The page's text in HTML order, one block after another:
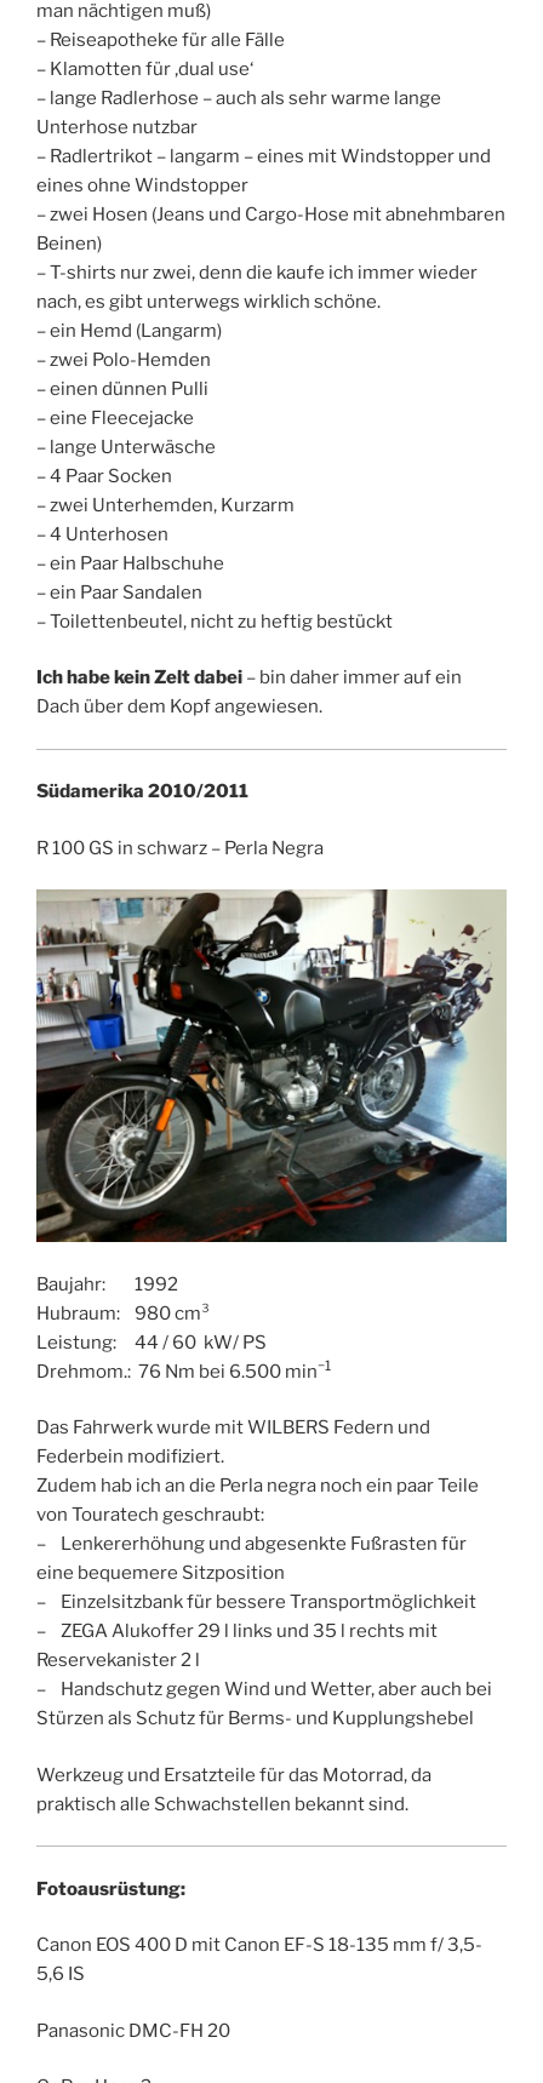
man nächtigen muß)
– Reiseapotheke für alle Fälle
– Klamotten für ‚dual use‘
– lange Radlerhose – auch als sehr warme lange
Unterhose nutzbar
– Radlertrikot – langarm – eines mit Windstopper und
eines ohne Windstopper
– zwei Hosen (Jeans und Cargo-Hose mit abnehmbaren
Beinen)
– T-shirts nur zwei, denn die kaufe ich immer wieder
nach, es gibt unterwegs wirklich schöne.
– ein Hemd (Langarm)
– zwei Polo-Hemden
– einen dünnen Pulli
– eine Fleecejacke
– lange Unterwäsche
– 4 Paar Socken
– zwei Unterhemden, Kurzarm
– 4 Unterhosen
– ein Paar Halbschuhe
– ein Paar Sandalen
– Toilettenbeutel, nicht zu heftig bestückt
Ich habe kein Zelt dabei – bin daher immer auf ein
Dach über dem Kopf angewiesen.
Südamerika 2010/2011
R 100 GS in schwarz – Perla Negra
Baujahr: 1992
Hubraum: 980 cm³
Leistung: 44 / 60 kW/ PS
Drehmom.: 76 Nm bei 6.500 min−1
Das Fahrwerk wurde mit WILBERS Federn und
Federbein modifiziert.
Zudem hab ich an die Perla negra noch ein paar Teile
von Touratech geschraubt:
– Lenkererhöhung und abgesenkte Fußrasten für
eine bequemere Sitzposition
– Einzelsitzbank für bessere Transportmöglichkeit
– ZEGA Alukoffer 29 l links und 35 l rechts mit
Reservekanister 2 l
– Handschutz gegen Wind und Wetter, aber auch bei
Stürzen als Schutz für Berms- und Kupplungshebel
Werkzeug und Ersatzteile für das Motorrad, da
praktisch alle Schwachstellen bekannt sind.
Fotoausrüstung:
Canon EOS 400 D mit Canon EF-S 18-135 mm f/ 3,5-
5,6 IS
Panasonic DMC-FH 20